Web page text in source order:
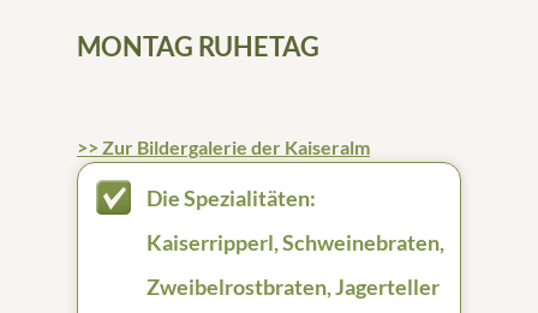
MONTAG RUHETAG
>> Zur Bildergalerie der Kaiseralm
Die Spezialitäten:
Kaiserripperl, Schweinebraten,
Zweibelrostbraten, Jagerteller